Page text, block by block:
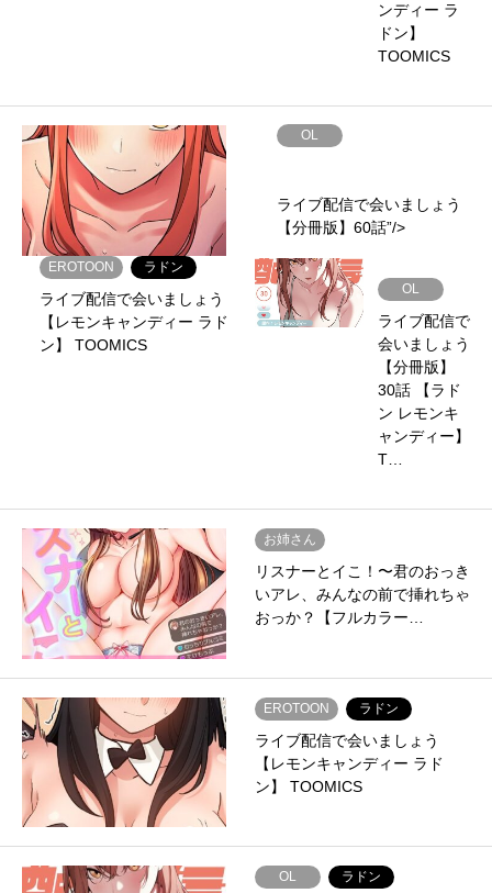
ンディー ラ
ドン】
TOOMICS
OL
ライブ配信で会いましょう
【分冊版】60話”/>
OL
ライブ配信で
会いましょう
【分冊版】
30話 【ラド
ン レモンキ
ャンディー】
T…
EROTOON ラドン
ライブ配信で会いましょう
【レモンキャンディー ラド
ン】 TOOMICS
お姉さん
リスナーとイこ！〜君のおっき
いアレ、みんなの前で挿れちゃ
おっか？【フルカラー…
EROTOON ラドン
ライブ配信で会いましょう
【レモンキャンディー ラド
ン】 TOOMICS
OL ラドン